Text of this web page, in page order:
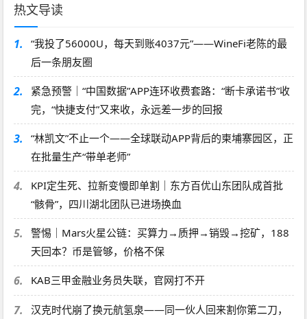
热文导读
1.
“我投了56000U，每天到账4037元”——WineFi老陈的最
后一条朋友圈
2.
紧急预警｜“中国数据”APP连环收费套路：“断卡承诺书”收
完，“快捷支付”又来收，永远差一步的回报
3.
“林凯文”不止一个——全球联动APP背后的柬埔寨园区，正
在批量生产“带单老师”
4.
KPI定生死、拉新变慢即单割｜东方百优山东团队成首批
“骸骨”，四川湖北团队已进场换血
5.
警惕｜Mars火星公链：买算力→质押→销毁→挖矿，188
天回本？币是管够，价格不保
6. KAB三甲金融业务员失联，官网打不开
7.
汉克时代崩了换元航氢泉——同一伙人回来割你第二刀，